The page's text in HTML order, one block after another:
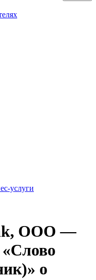
услуги
ООО —
о